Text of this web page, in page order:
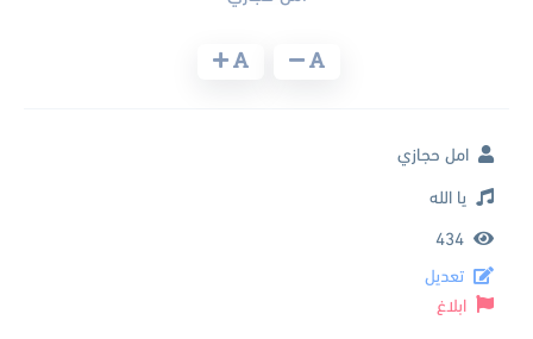
امل حجازي
يا الله
434
تعديل
ابلاغ